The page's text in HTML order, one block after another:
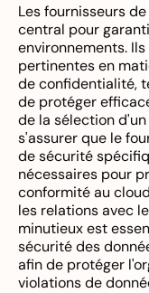
Les fournisseurs
central pour
environnements.
pertinentes en
de confidentialité,
de protéger
de la sélection
s'assurer que le
de sécurité
nécessaires pour
conformité au
les relations avec
minutieux est
sécurité des
afin de protéger
violations de